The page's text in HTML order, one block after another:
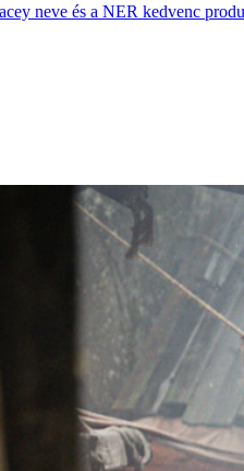
neve és a NER kedvenc